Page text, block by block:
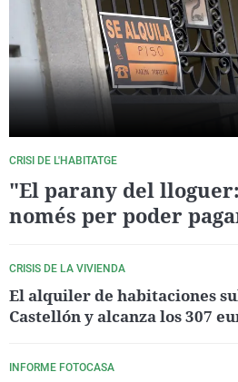
CRISI DE L'HABITATGE
"El parany del
només per poder
CRISIS DE LA VIVIENDA
El alquiler de habitaciones
Castellón y alcanza los 307
INFORME FOTOCASA